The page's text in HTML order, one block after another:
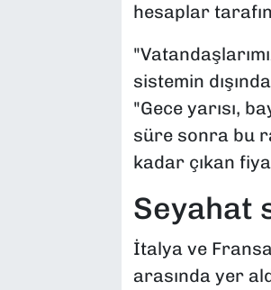
hesaplar
sistemin
"Gece yarısı,
süre sonra bu
kadar çıkan
Seyahat
İtalya ve
arasında yer